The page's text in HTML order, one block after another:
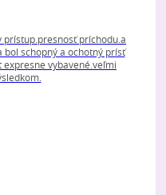
prístup.presnosť príchodu.a
bol schopný a ochotný prísť
expresne vybavené.veľmi